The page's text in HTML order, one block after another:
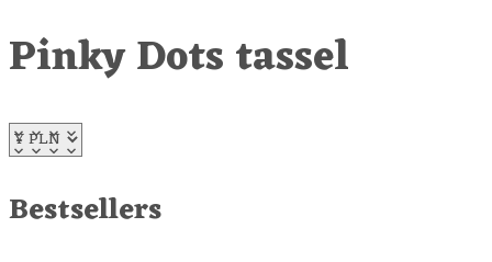
Pinky Dots tassel
Bestsellers